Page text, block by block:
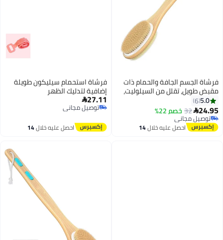
والحمام ذات
من السيلوليت،
والتصريف
فرشاة
الجسم
خلال14
فرشاة استحمام سيليكون طويلة
إضافية لتدليك الظهر
27.11
احصل عليه خلال14
اغسطس